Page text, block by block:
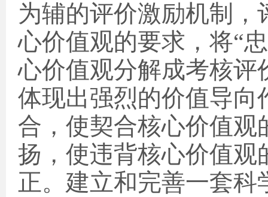
为辅的评价激励机制
心价值观的要求，将“
心价值观分解成考核评
体现出强烈的价值导向
合，使契合核心价值
扬，使违背核心价值观
正。建立和完善一套